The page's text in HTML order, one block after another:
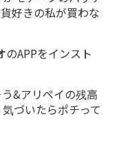
好きの私が買わな
APPをインスト
&アリペイの残高
づいたらポチって